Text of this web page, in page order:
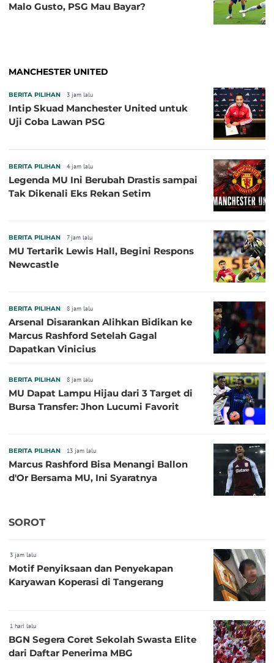
Malo Gusto, PSG Mau Bayar?
MANCHESTER UNITED
BERITA PILIHAN 3 jam lalu
Intip Skuad Manchester United untuk
Uji Coba Lawan PSG
BERITA PILIHAN 4 jam lalu
Legenda MU Ini Berubah Drastis sampai
Tak Dikenali Eks Rekan Setim
BERITA PILIHAN 7 jam lalu
MU Tertarik Lewis Hall, Begini Respons
Newcastle
BERITA PILIHAN 8 jam lalu
Arsenal Disarankan Alihkan Bidikan ke
Marcus Rashford Setelah Gagal
Dapatkan Vinicius
BERITA PILIHAN 8 jam lalu
MU Dapat Lampu Hijau dari 3 Target di
Bursa Transfer: Jhon Lucumi Favorit
BERITA PILIHAN 13 jam lalu
Marcus Rashford Bisa Menangi Ballon
d'Or Bersama MU, Ini Syaratnya
SOROT
3 jam lalu
Motif Penyiksaan dan Penyekapan
Karyawan Koperasi di Tangerang
1 hari lalu
BGN Segera Coret Sekolah Swasta Elite
dari Daftar Penerima MBG